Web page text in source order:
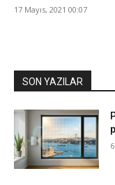
17 Mayıs, 2021 00:07
SON YAZILAR